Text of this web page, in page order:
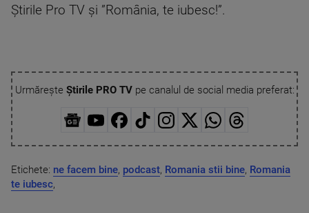
Știrile Pro TV și ”România, te iubesc!”.
Urmărește Știrile PRO TVpe canalul de social media preferat:
Etichete: ne facem bine, podcast, Romania stii bine, Romania
te iubesc,